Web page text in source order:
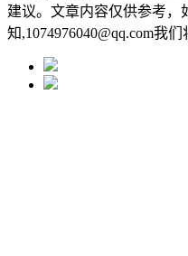
建议。文章内容仅供参考，
知,1074976040@qq.com我们